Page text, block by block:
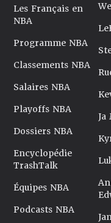
Les Français en
NBA
Programme NBA
Classements NBA
Salaires NBA
Playoffs NBA
Dossiers NBA
Encyclopédie
TrashTalk
Équipes NBA
Podcasts NBA
Ja